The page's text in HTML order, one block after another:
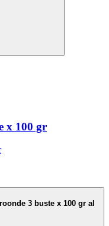
x 100 gr
3 buste x 100 gr al